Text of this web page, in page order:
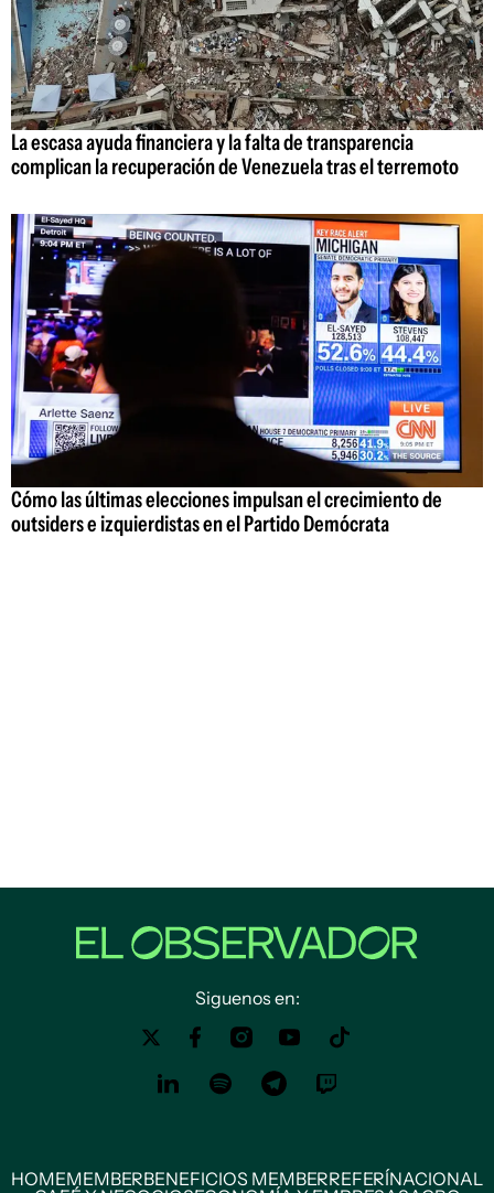
La escasa ayuda financiera y la falta de transparencia
complican la recuperación de Venezuela tras el terremoto
Cómo las últimas elecciones impulsan el crecimiento de
outsiders e izquierdistas en el Partido Demócrata
Siguenos en:
HOMEMEMBERBENEFICIOS MEMBERREFERÍNACIONAL